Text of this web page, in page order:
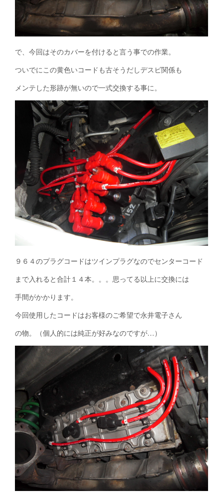
で、今回はそのカバーを付けると言う事での作業。
ついでにこの黄色いコードも古そうだしデスビ関係も
メンテした形跡が無いので一式交換する事に。
９６４のプラグコードはツインプラグなのでセンターコード
まで入れると合計１４本。。。思ってる以上に交換には
手間がかかります。
今回使用したコードはお客様のご希望で永井電子さん
の物。（個人的には純正が好みなのですが…）